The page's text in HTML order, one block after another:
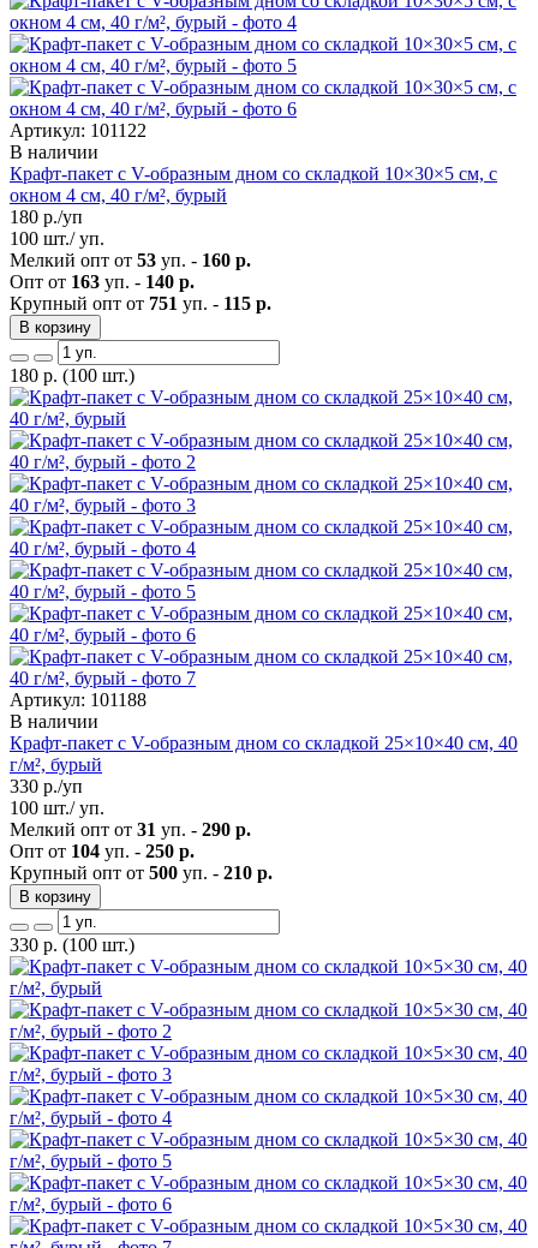
Артикул: 101122
В наличии
Крафт-пакет с V-образным дном со складкой 10×30×5 см, с
окном 4 см, 40 г/м², бурый
180 р./уп
100 шт./ уп.
Мелкий опт от 53 уп. - 160 р.
Опт от 163 уп. - 140 р.
Крупный опт от 751 уп. - 115 р.
В корзину
180 р. (100 шт.)
Артикул: 101188
В наличии
Крафт-пакет с V-образным дном со складкой 25×10×40 см, 40
г/м², бурый
330 р./уп
100 шт./ уп.
Мелкий опт от 31 уп. - 290 р.
Опт от 104 уп. - 250 р.
Крупный опт от 500 уп. - 210 р.
В корзину
330 р. (100 шт.)